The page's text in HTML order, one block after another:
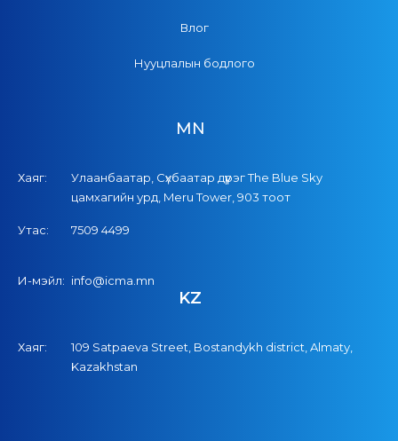
Влог
Нууцлалын бодлого
MN
Хаяг:
Улаанбаатар, Сүхбаатар дүүрэг The Blue Sky
цамхагийн урд, Meru Tower, 903 тоот
Утас: 7509 4499
И-мэйл: info@icma.mn
KZ
Хаяг:
109 Satpaeva Street, Bostandykh district, Almaty,
Kazakhstan